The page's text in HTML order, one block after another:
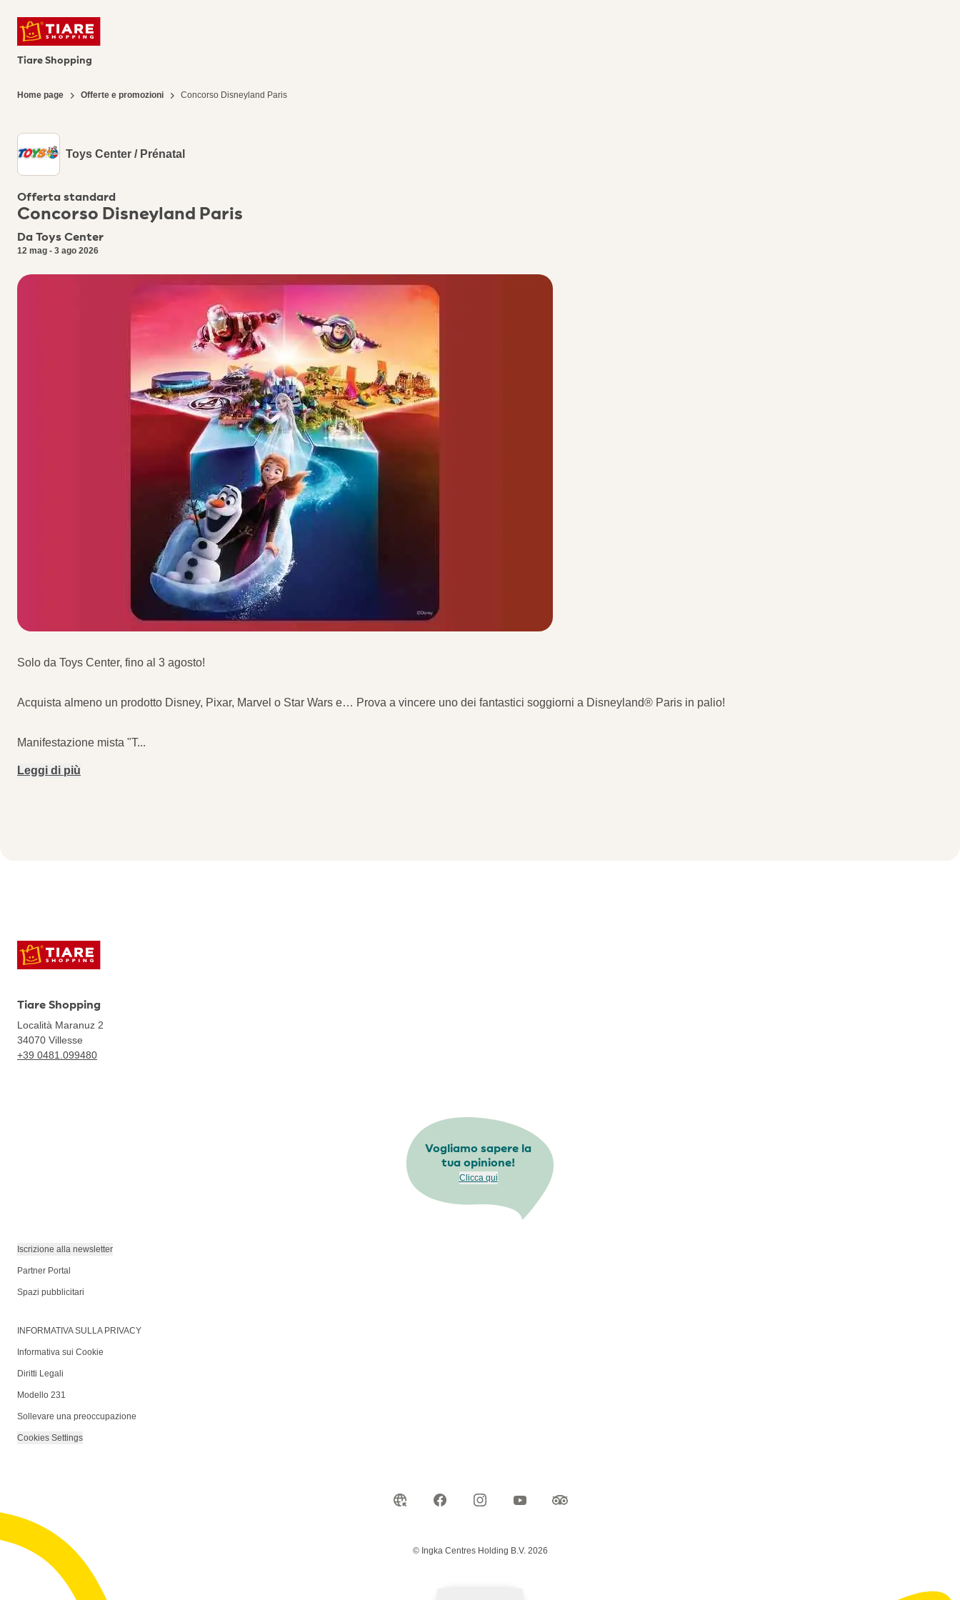
Tiare Shopping
Home page Offerte e promozioni Concorso Disneyland Paris
Toys Center / Prénatal
Offerta standard
Concorso Disneyland Paris
Da Toys Center
12 mag - 3 ago 2026
Solo da Toys Center, fino al 3 agosto!
Acquista almeno un prodotto Disney, Pixar, Marvel o Star Wars e… Prova a vincere uno dei fantastici soggiorni a Disneyland® Paris in palio!
Manifestazione mista "T...
Leggi di più
Tiare Shopping
Località Maranuz 2
34070 Villesse
+39 0481.099480
Vogliamo sapere la
tua opinione!
Clicca qui
Iscrizione alla newsletter
Partner Portal
Spazi pubblicitari
INFORMATIVA SULLA PRIVACY
Informativa sui Cookie
Diritti Legali
Modello 231
Sollevare una preoccupazione
Cookies Settings
© Ingka Centres Holding B.V. 2026